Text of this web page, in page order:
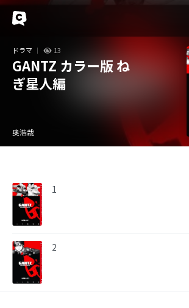
ドラマ 13
GANTZ カラー版 ね
ぎ星人編
奥浩哉
1
2